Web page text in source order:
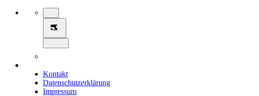
Kontakt
Datenschutzerklärung
Impressum